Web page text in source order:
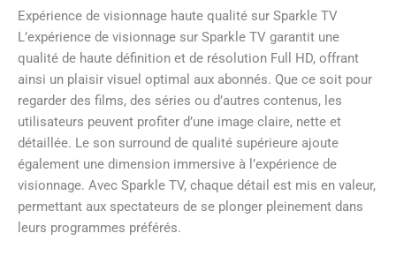
Expérience de visionnage haute qualité sur Sparkle TV
L’expérience de visionnage sur Sparkle TV garantit une
qualité de haute définition et de résolution Full HD, offrant
ainsi un plaisir visuel optimal aux abonnés. Que ce soit pour
regarder des films, des séries ou d’autres contenus, les
utilisateurs peuvent profiter d’une image claire, nette et
détaillée. Le son surround de qualité supérieure ajoute
également une dimension immersive à l’expérience de
visionnage. Avec Sparkle TV, chaque détail est mis en valeur,
permettant aux spectateurs de se plonger pleinement dans
leurs programmes préférés.